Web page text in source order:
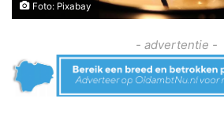
Foto: Pixabay
- advertentie -